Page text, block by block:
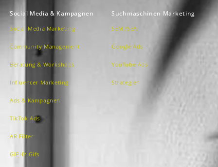
Social Media & Kampagnen
Social Media Marketing
Community Management
Beratung & Workshops
Influencer Marketing
Ads & Kampagnen
TikTok Ads
AR Filter
GIPHY Gifs
Suchmaschinen Marketing
SEM /SEA
Google Ads
YouTube Ads
Strategien